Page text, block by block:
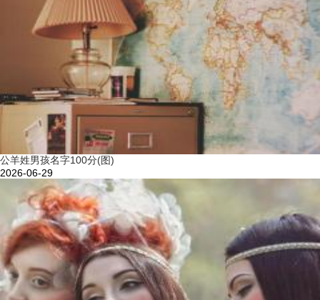
公羊姓男孩名字100分(图)
2026-06-29